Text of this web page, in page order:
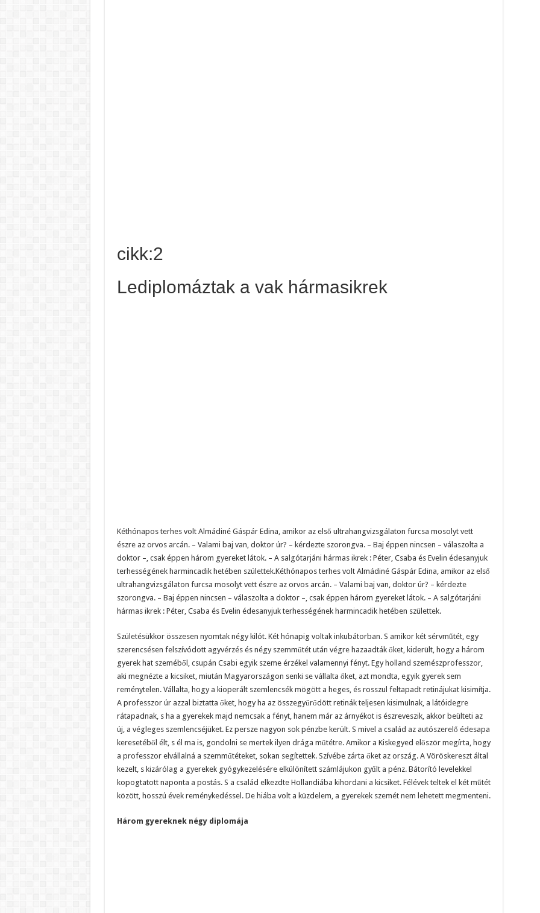
cikk:2
Lediplomáztak a vak hármasikrek
Kéthónapos terhes volt Almádiné Gáspár Edina, amikor az első ultrahangvizsgálaton furcsa mosolyt vett
észre az orvos arcán. – Valami baj van, doktor úr? – kérdezte szorongva. – Baj éppen nincsen – válaszolta a
doktor –, csak éppen három gyereket látok. – A salgótarjáni hármas ikrek : Péter, Csaba és Evelin édesanyjuk
terhességének harmincadik hetében születtek.Kéthónapos terhes volt Almádiné Gáspár Edina, amikor az első
ultrahangvizsgálaton furcsa mosolyt vett észre az orvos arcán. – Valami baj van, doktor úr? – kérdezte
szorongva. – Baj éppen nincsen – válaszolta a doktor –, csak éppen három gyereket látok. – A salgótarjáni
hármas ikrek : Péter, Csaba és Evelin édesanyjuk terhességének harmincadik hetében születtek.
Születésükkor összesen nyomtak négy kilót. Két hónapig voltak inkubátorban. S amikor két sérvműtét, egy
szerencsésen felszívódott agyvérzés és négy szemműtét után végre hazaadták őket, kiderült, hogy a három
gyerek hat szeméből, csupán Csabi egyik szeme érzékel valamennyi fényt. Egy holland szemészprofesszor,
aki megnézte a kicsiket, miután Magyarországon senki se vállalta őket, azt mondta, egyik gyerek sem
reménytelen. Vállalta, hogy a kioperált szemlencsék mögött a heges, és rosszul feltapadt retinájukat kisimítja.
A professzor úr azzal biztatta őket, hogy ha az összegyűrődött retinák teljesen kisimulnak, a látóidegre
rátapadnak, s ha a gyerekek majd nemcsak a fényt, hanem már az árnyékot is észreveszik, akkor beülteti az
új, a végleges szemlencséjüket. Ez persze nagyon sok pénzbe került. S mivel a család az autószerelő édesapa
keresetéből élt, s él ma is, gondolni se mertek ilyen drága műtétre. Amikor a Kiskegyed először megírta, hogy
a professzor elvállalná a szemműtéteket, sokan segítettek. Szívébe zárta őket az ország. A Vöröskereszt által
kezelt, s kizárólag a gyerekek gyógykezelésére elkülönített számlájukon gyűlt a pénz. Bátorító levelekkel
kopogtatott naponta a postás. S a család elkezdte Hollandiába kihordani a kicsiket. Félévek teltek el két műtét
között, hosszú évek reménykedéssel. De hiába volt a küzdelem, a gyerekek szemét nem lehetett megmenteni.
Három gyereknek négy diplomája